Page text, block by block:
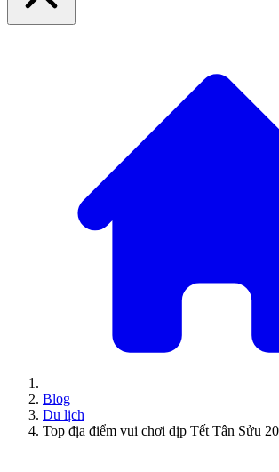
Blog
Du lịch
Top địa điểm vui chơi dịp Tết Tân Sửu